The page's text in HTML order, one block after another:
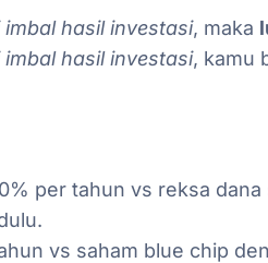
hasil investasi, maka
hasil investasi, kamu
per tahun vs reksa
vs saham blue chip